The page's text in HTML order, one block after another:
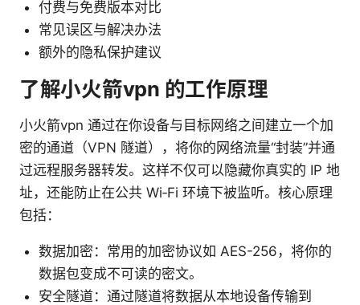
付费与免费版本对比
常见误区与解决办法
额外的隐私保护建议
了解小火箭vpn 的工作原理
小火箭vpn 通过在你设备与目标网络之间建立一个加
密的通道（VPN 隧道），将你的网络流量“封装”并通
过远程服务器转发。这样不仅可以隐藏你真实的 IP 地
址，还能防止在公共 Wi‑Fi 环境下被监听。核心原理
包括：
数据加密：常用的加密协议如 AES-256，将你的
数据包变成不可读的密文。
安全隧道：通过隧道将数据从本地设备传输到